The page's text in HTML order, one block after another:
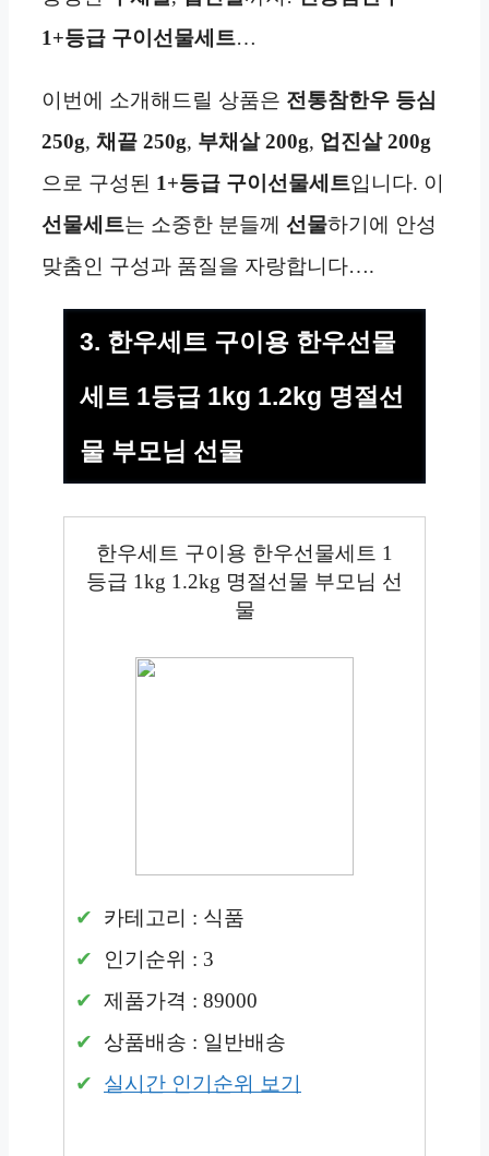
1+등급 구이선물세트…
이번에 소개해드릴 상품은 전통참한우 등심
250g, 채끝 250g, 부채살 200g, 업진살 200g
으로 구성된 1+등급 구이선물세트입니다. 이
선물세트는 소중한 분들께 선물하기에 안성
맞춤인 구성과 품질을 자랑합니다….
3. 한우세트 구이용 한우선물
세트 1등급 1kg 1.2kg 명절선
물 부모님 선물
한우세트 구이용 한우선물세트 1
등급 1kg 1.2kg 명절선물 부모님 선
물
카테고리 : 식품
인기순위 : 3
제품가격 : 89000
상품배송 : 일반배송
실시간 인기순위 보기